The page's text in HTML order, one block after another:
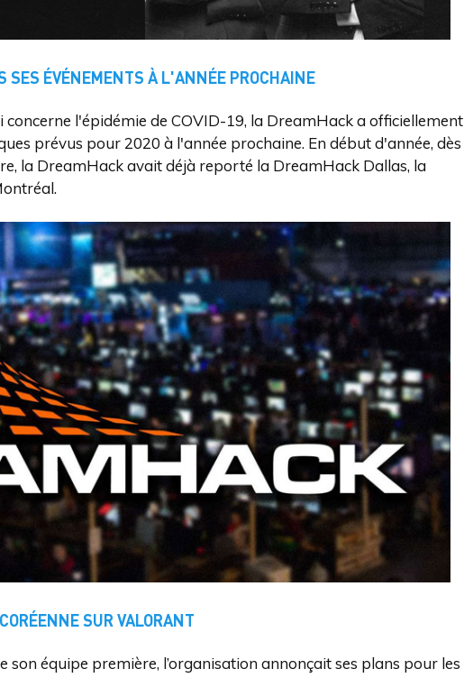
SES ÉVÉNEMENTS À L'ANNÉE PROCHAINE
l'épidémie de COVID-19, la DreamHack a officiellement
prévus pour 2020 à l'année prochaine. En début d'année, dès
la DreamHack avait déjà reporté la DreamHack Dallas, la
SUR VALORANT
son équipe première, l’organisation annonçait ses plans pour les